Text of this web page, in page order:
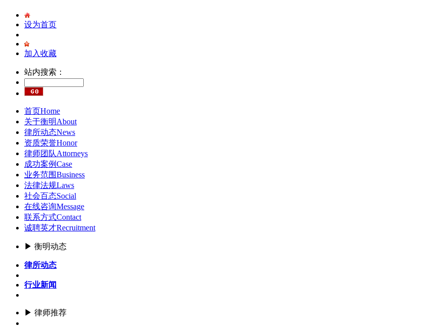
设为首页
加入收藏
站内搜索：
首页Home
关于衡明About
律所动态News
资质荣誉Honor
律师团队Attorneys
成功案例Case
业务范围Business
法律法规Laws
社会百态Social
在线咨询Message
联系方式Contact
诚聘英才Recruitment
▶ 衡明动态
律所动态
行业新闻
▶ 律师推荐